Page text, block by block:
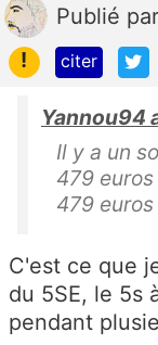
Publié par
!
citer
Yannou94
Il y a un
479
479
C'est ce que
du 5SE, le 5s
pendant